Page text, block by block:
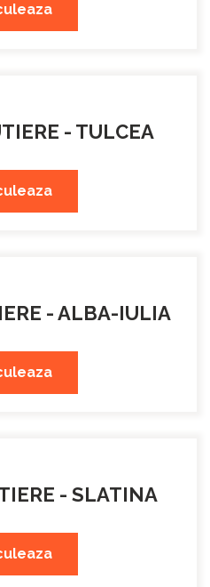
- TULCEA
- ALBA-IULIA
- SLATINA